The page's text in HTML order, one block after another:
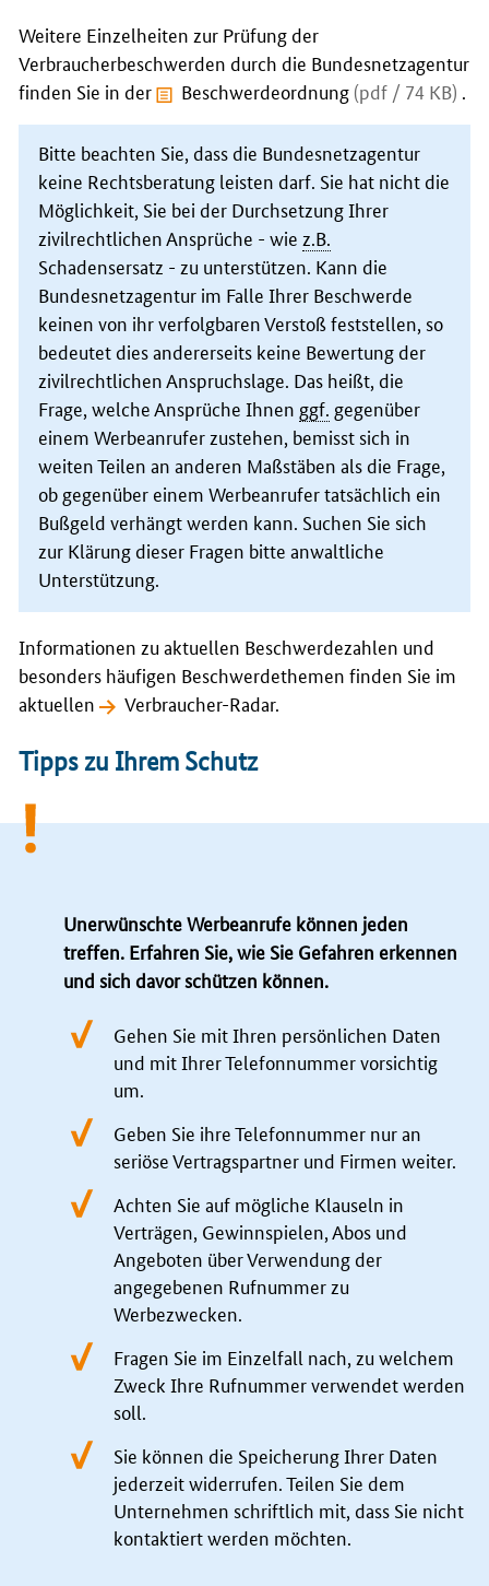
Weitere Einzelheiten zur Prüfung der
Verbraucherbeschwerden durch die Bundesnetzagentur
finden Sie in der
Beschwerdeordnung (pdf / 74 KB)
Bitte beachten Sie, dass die Bundesnetzagentur
keine Rechtsberatung leisten darf. Sie hat nicht die
Möglichkeit, Sie bei der Durchsetzung Ihrer
zivilrechtlichen Ansprüche - wie z.B.
Schadensersatz - zu unterstützen. Kann die
Bundesnetzagentur im Falle Ihrer Beschwerde
keinen von ihr verfolgbaren Verstoß feststellen, so
bedeutet dies andererseits keine Bewertung der
zivilrechtlichen Anspruchslage. Das heißt, die
Frage, welche Ansprüche Ihnen ggf. gegenüber
einem Werbeanrufer zustehen, bemisst sich in
weiten Teilen an anderen Maßstäben als die Frage,
ob gegenüber einem Werbeanrufer tatsächlich ein
Bußgeld verhängt werden kann. Suchen Sie sich
zur Klärung dieser Fragen bitte anwaltliche
Unterstützung.
Informationen zu aktuellen Beschwerdezahlen und
besonders häufigen Beschwerdethemen finden Sie im
aktuellen
Verbraucher-Radar.
Tipps zu Ihrem Schutz
Unerwünschte Werbeanrufe können jeden
treffen. Erfahren Sie, wie Sie Gefahren erkennen
und sich davor schützen können.
Gehen Sie mit Ihren persönlichen Daten
und mit Ihrer Telefonnummer vorsichtig
um.
Geben Sie ihre Telefonnummer nur an
seriöse Vertragspartner und Firmen weiter.
Achten Sie auf mögliche Klauseln in
Verträgen, Gewinnspielen, Abos und
Angeboten über Verwendung der
angegebenen Rufnummer zu
Werbezwecken.
Fragen Sie im Einzelfall nach, zu welchem
Zweck Ihre Rufnummer verwendet werden
soll.
Sie können die Speicherung Ihrer Daten
jederzeit widerrufen. Teilen Sie dem
Unternehmen schriftlich mit, dass Sie nicht
kontaktiert werden möchten.